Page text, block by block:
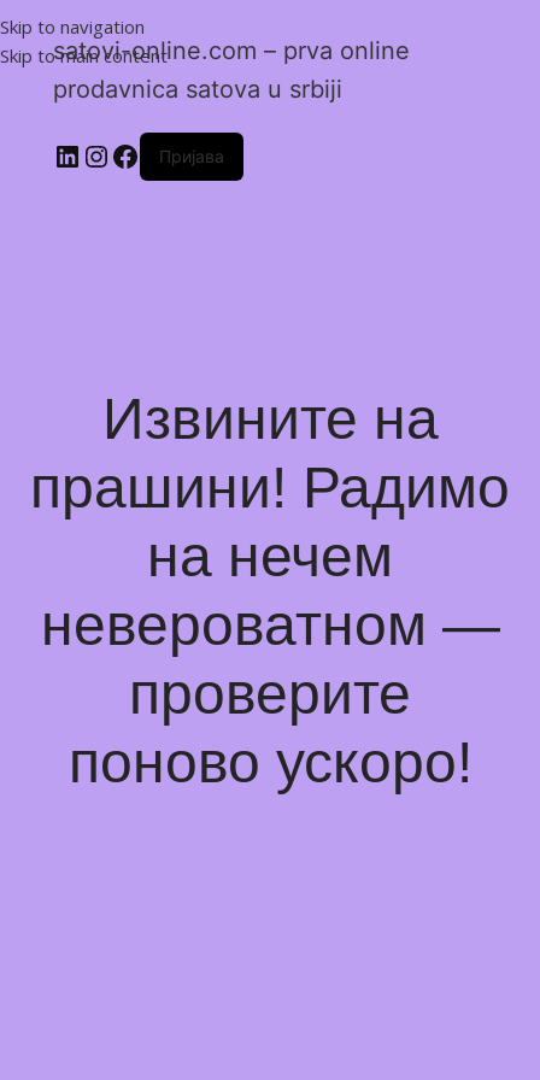
Skip to navigation
Skip to main content
satovi-online.com – prva online
prodavnica satova u srbiji
Пријава
Извините на
прашини! Радимо
на нечем
невероватном —
проверите
поново ускоро!